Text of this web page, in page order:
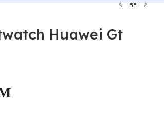
Huawei Gt